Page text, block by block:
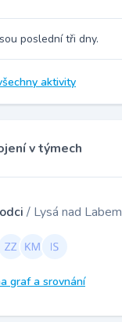
poslední tři dny.
aktivity
v týmech
/ Lysá nad Labem
graf a srovnání